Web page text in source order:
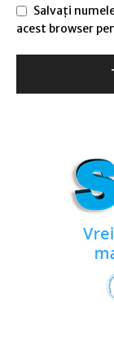
Salvați
acest browser